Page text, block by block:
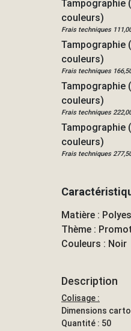
Tampographie
couleurs)
Frais techniques
Tampographie
couleurs)
Frais techniques
Tampographie
couleurs)
Frais techniques
Tampographie
couleurs)
Frais techniques
Matière :
Thème :
Couleurs : Noir
Description
Colisage :
Dimensions
Quantité : 50